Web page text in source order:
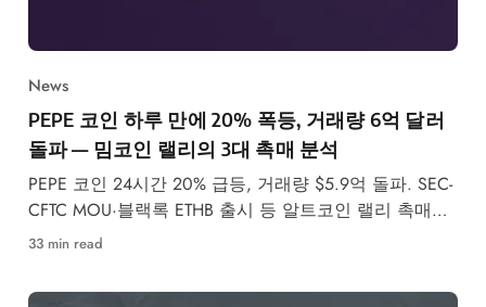
News
PEPE 코인 하루 만에 20% 폭등, 거래량 6억 달러
돌파 — 밈코인 랠리의 3대 촉매 분석
PEPE 코인 24시간 20% 급등, 거래량 $5.9억 돌파. SEC-
CFTC MOU·블랙록 ETHB 출시 등 알트코인 랠리 촉매와
전망을 데이터 기반으로 분석.
33 min read